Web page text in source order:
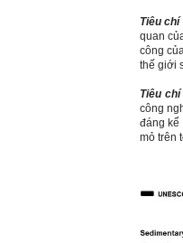
Tiêu chí
quan
công
thế giới
Tiêu
công
đáng kể
mỏ trên